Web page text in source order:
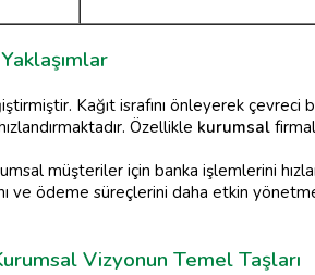
Kağıt israfını önleyerek çevreci
Özellikle kurumsal
müşteriler için banka işlemlerini
ve ödeme süreçlerini daha etkin
Vizyonun Temel Taşları